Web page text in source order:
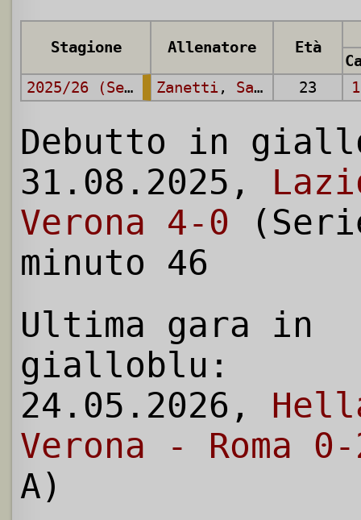
Stagione Allenatore Età
2025/26 (Serie A) Zanetti, Sammarco 23
Debutto in
31.08.2025,
Verona 4-0
minuto 46
Ultima gara in
gialloblu:
24.05.2026,
Verona - Roma 0-
A)